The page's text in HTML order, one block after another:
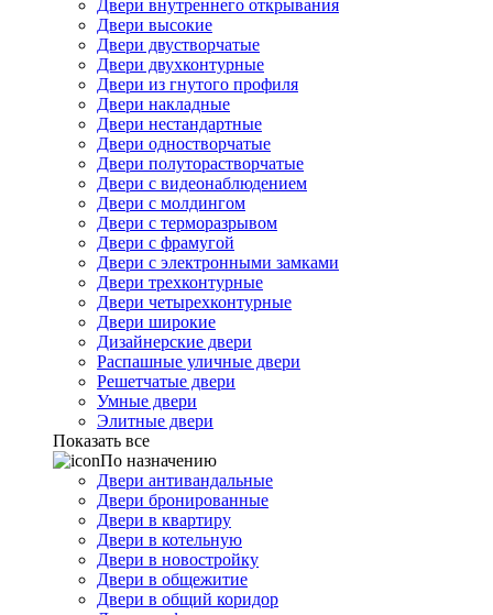
Двери внутреннего открывания
Двери высокие
Двери двустворчатые
Двери двухконтурные
Двери из гнутого профиля
Двери накладные
Двери нестандартные
Двери одностворчатые
Двери полуторастворчатые
Двери с видеонаблюдением
Двери с молдингом
Двери с терморазрывом
Двери с фрамугой
Двери с электронными замками
Двери трехконтурные
Двери четырехконтурные
Двери широкие
Дизайнерские двери
Распашные уличные двери
Решетчатые двери
Умные двери
Элитные двери
Показать все
По назначению
Двери антивандальные
Двери бронированные
Двери в квартиру
Двери в котельную
Двери в новостройку
Двери в общежитие
Двери в общий коридор